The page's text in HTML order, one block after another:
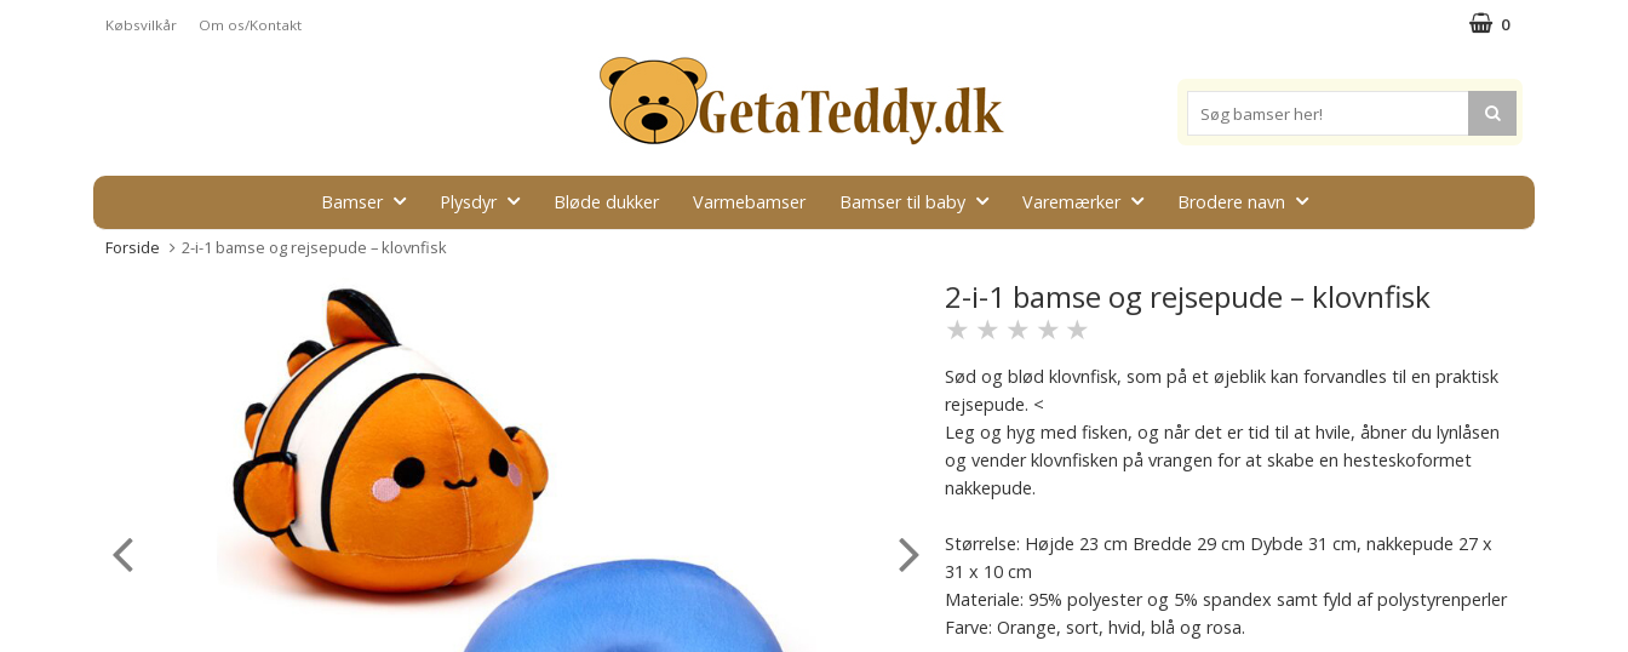
Købsvilkår Om os/Kontakt 0
Bamser Plysdyr Bløde dukker Varmebamser Bamser til baby Varemærker Brodere navn
Forside 2-i-1 bamse og rejsepude – klovnfisk
2-i-1 bamse og rejsepude – klovnfisk
★ ★ ★ ★ ★
Sød og blød klovnfisk, som på et øjeblik kan forvandles til en praktisk
rejsepude. <
Leg og hyg med fisken, og når det er tid til at hvile, åbner du lynlåsen
og vender klovnfisken på vrangen for at skabe en hesteskoformet
nakkepude.
Størrelse: Højde 23 cm Bredde 29 cm Dybde 31 cm, nakkepude 27 x
31 x 10 cm
Materiale: 95% polyester og 5% spandex samt fyld af polystyrenperler
Farve: Orange, sort, hvid, blå og rosa.